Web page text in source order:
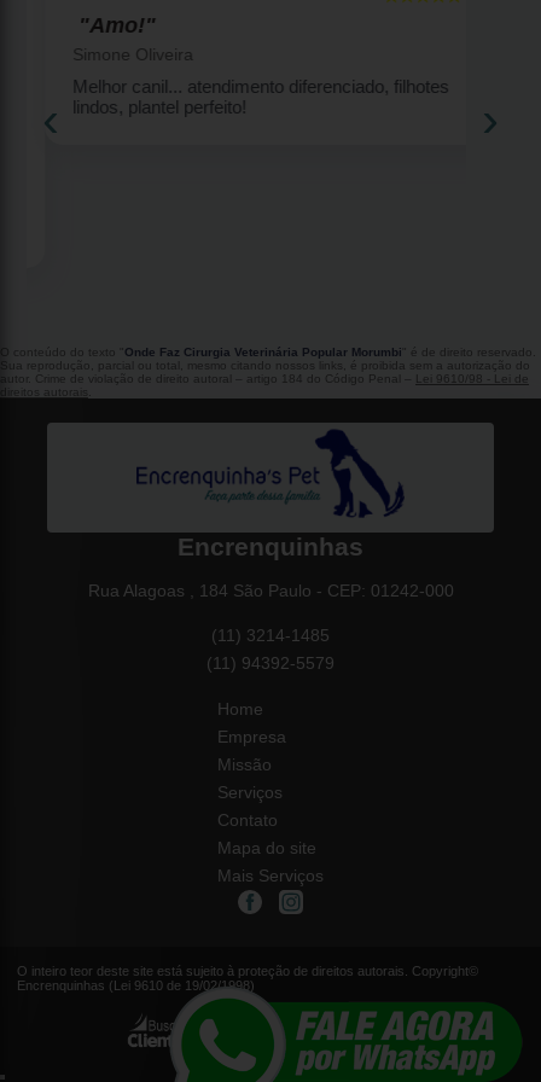
"Amo!"
Simone Oliveira
Melhor canil... atendimento diferenciado, filhotes
lindos, plantel perfeito!
‹ ›
O conteúdo do texto " Onde Faz Cirurgia Veterinária Popular Morumbi " é de direito reservado.
Sua reprodução, parcial ou total, mesmo citando nossos links, é proibida sem a autorização do
autor. Crime de violação de direito autoral – artigo 184 do Código Penal –
Lei 9610/98 - Lei de
direitos autorais .
Encrenquinhas
Rua Alagoas , 184 São Paulo - CEP: 01242-000
(11) 3214-1485
(11) 94392-5579
Home
Empresa
Missão
Serviços
Contato
Mapa do site
Mais Serviços
O inteiro teor deste site está sujeito à proteção de direitos autorais. Copyright©
Encrenquinhas (Lei 9610 de 19/02/1998)